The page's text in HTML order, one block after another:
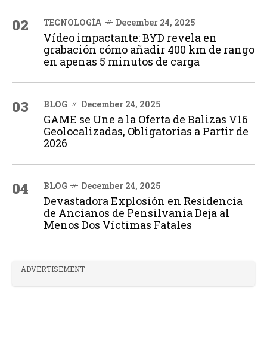
02 TECNOLOGÍA December 24, 2025
Vídeo impactante: BYD revela en
grabación cómo añadir 400 km de rango
en apenas 5 minutos de carga
03 BLOG December 24, 2025
GAME se Une a la Oferta de Balizas V16
Geolocalizadas, Obligatorias a Partir de
2026
04 BLOG December 24, 2025
Devastadora Explosión en Residencia
de Ancianos de Pensilvania Deja al
Menos Dos Víctimas Fatales
ADVERTISEMENT